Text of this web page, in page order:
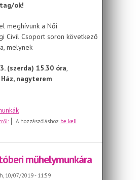
ok!
meghívunk a Női
Civil Csoport soron következő
melynek
(szerda) 15.30 óra,
nagyterem
Meghívó novemberi műhelymunkára
A hozzászóláshoz be kell
műhelymunkára
10/07/2019 - 11:59